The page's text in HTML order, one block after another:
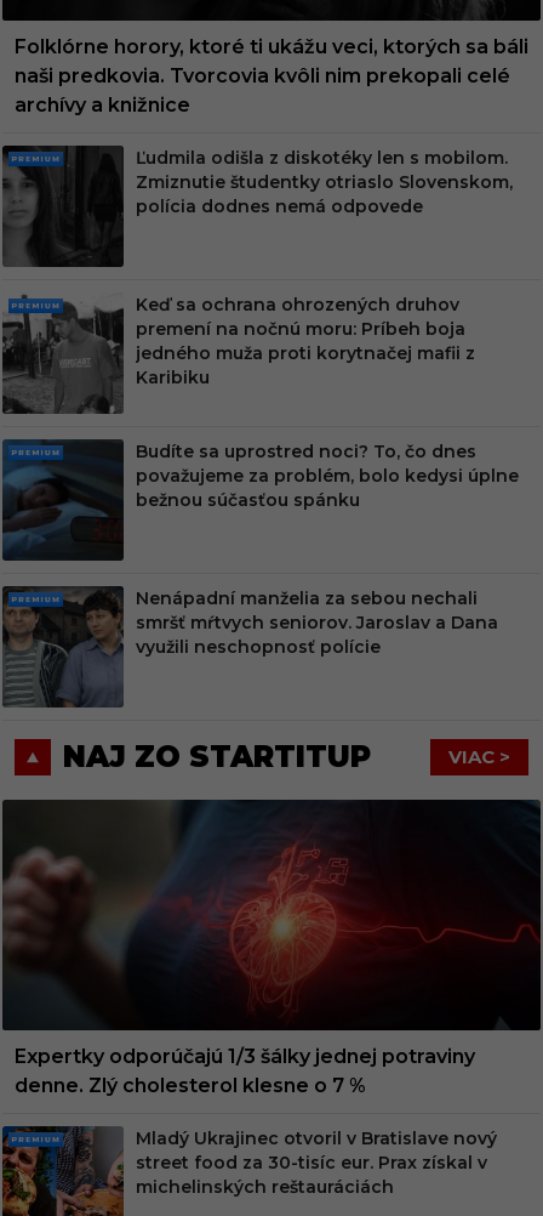
Folklórne horory, ktoré ti ukážu veci, ktorých sa báli
naši predkovia. Tvorcovia kvôli nim prekopali celé
archívy a knižnice
PRE
MIU
M
Ľudmila odišla z diskotéky len s mobilom.
Zmiznutie študentky otriaslo Slovenskom,
polícia dodnes nemá odpovede
PRE
MIU
M
Keď sa ochrana ohrozených druhov
premení na nočnú moru: Príbeh boja
jedného muža proti korytnačej mafii z
Karibiku
PRE
MIU
M
Budíte sa uprostred noci? To, čo dnes
považujeme za problém, bolo kedysi úplne
bežnou súčasťou spánku
PRE
MIU
M
Nenápadní manželia za sebou nechali
smršť mŕtvych seniorov. Jaroslav a Dana
využili neschopnosť polície
NAJ ZO STARTITUP VIAC >
Expertky odporúčajú 1/3 šálky jednej potraviny
denne. Zlý cholesterol klesne o 7 %
PRE
MIU
M
Mladý Ukrajinec otvoril v Bratislave nový
street food za 30-tisíc eur. Prax získal v
michelinských reštauráciách